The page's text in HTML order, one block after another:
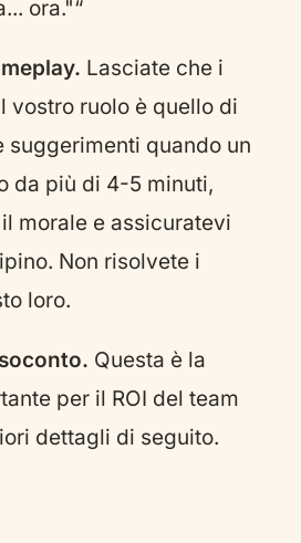
ora."“
Lasciate che i
vostro ruolo è quello di
quando un
da più di 4-5 minuti,
morale e assicuratevi
Non risolvete i
loro.
Questa è la
per il ROI del team
dettagli di seguito.